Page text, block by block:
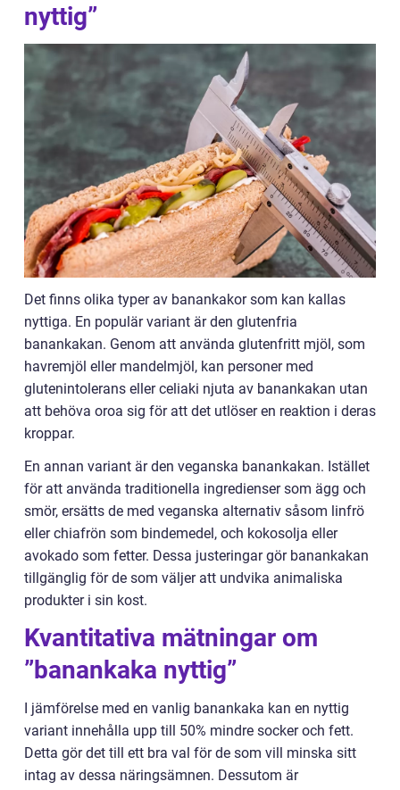
nyttig”
Det finns olika typer av banankakor som kan kallas
nyttiga. En populär variant är den glutenfria
banankakan. Genom att använda glutenfritt mjöl, som
havremjöl eller mandelmjöl, kan personer med
glutenintolerans eller celiaki njuta av banankakan utan
att behöva oroa sig för att det utlöser en reaktion i deras
kroppar.
En annan variant är den veganska banankakan. Istället
för att använda traditionella ingredienser som ägg och
smör, ersätts de med veganska alternativ såsom linfrö
eller chiafrön som bindemedel, och kokosolja eller
avokado som fetter. Dessa justeringar gör banankakan
tillgänglig för de som väljer att undvika animaliska
produkter i sin kost.
Kvantitativa mätningar om
”banankaka nyttig”
I jämförelse med en vanlig banankaka kan en nyttig
variant innehålla upp till 50% mindre socker och fett.
Detta gör det till ett bra val för de som vill minska sitt
intag av dessa näringsämnen. Dessutom är